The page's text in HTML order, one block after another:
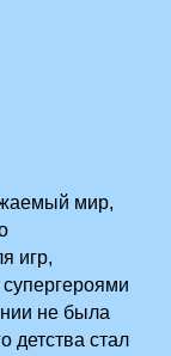
мир,
игр,
не была
детства стал